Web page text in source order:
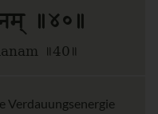
॥४०॥
॥40॥
Verdauungsenergie